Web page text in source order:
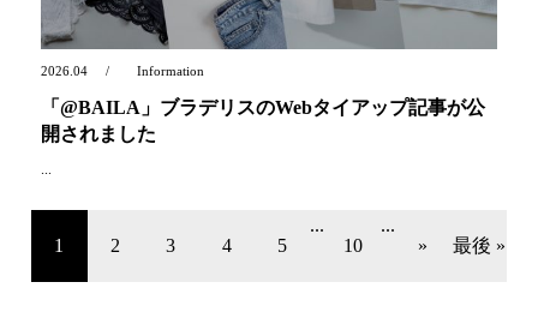
2026.04 Information
「@BAILA」ブラデリスのWebタイアップ記事が公
開されました
...
1 2 3 4 5
...
10
...
»
最後 »